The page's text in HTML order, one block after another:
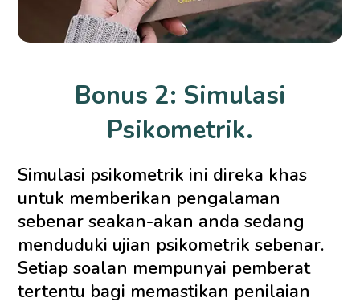
Bonus 2: Simulasi
Psikometrik.
Simulasi psikometrik ini direka khas
untuk memberikan pengalaman
sebenar seakan-akan anda sedang
menduduki ujian psikometrik sebenar.
Setiap soalan mempunyai pemberat
tertentu bagi memastikan penilaian